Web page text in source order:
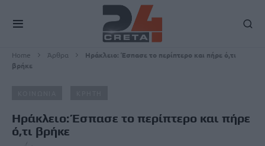
Home Άρθρα
Ηράκλειο: Έσπασε το περίπτερο και πήρε ό,τι
βρήκε
Ηράκλειο: Έσπασε το περίπτερο και πήρε
ό,τι βρήκε